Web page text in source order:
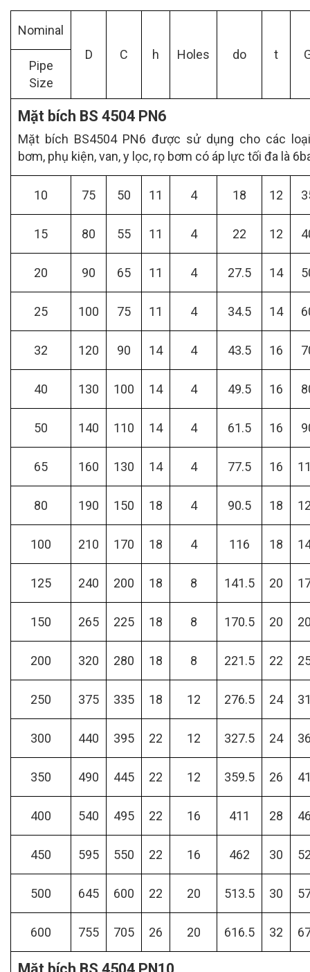
Nominal
D
C h Holes do t
Pipe
Size
Mặt bích BS 4504 PN6
Mặt bích BS4504 PN6 được sử dụng cho các
bơm, phụ kiện, van, y lọc, rọ bơm có áp lực tối đa là
10 75 50 11 4 18 12
15 80 55 11 4 22 12
20 90 65 11 4 27.5 14
25 100 75 11 4 34.5 14
32 120 90 14 4 43.5 16
40 130 100 14 4 49.5 16
50 140 110 14 4 61.5 16
65 160 130 14 4 77.5 16
80 190 150 18 4 90.5 18
100 210 170 18 4 116 18
125 240 200 18 8 141.5 20
150 265 225 18 8 170.5 20
200 320 280 18 8 221.5 22
250 375 335 18 12 276.5 24
300 440 395 22 12 327.5 24
350 490 445 22 12 359.5 26
400 540 495 22 16 411 28
450 595 550 22 16 462 30
500 645 600 22 20 513.5 30
600 755 705 26 20 616.5 32